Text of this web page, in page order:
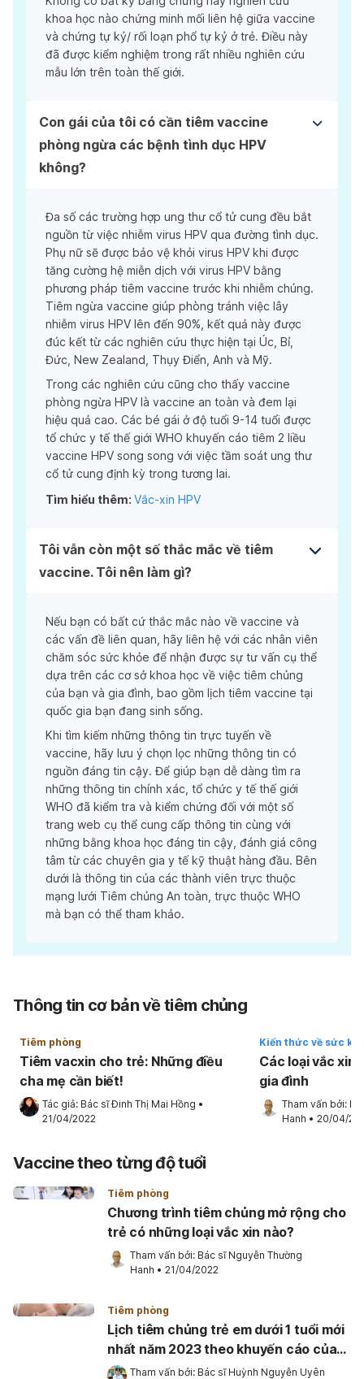
khoa học nào chứng minh mối liên hệ giữa vaccine
và chứng tự kỷ/ rối loạn phổ tự kỷ ở trẻ. Điều này
đã được kiểm nghiệm trong rất nhiều nghiên cứu
mẫu lớn trên toàn thế giới.
Con gái của tôi có cần tiêm vaccine
phòng ngừa các bệnh tình dục HPV
không?
Đa số các trường hợp ung thư cổ tử cung đều bắt
nguồn từ việc nhiễm virus HPV qua đường tình dục.
Phụ nữ sẽ được bảo vệ khỏi virus HPV khi được
tăng cường hệ miễn dịch với virus HPV bằng
phương pháp tiêm vaccine trước khi nhiễm chúng.
Tiêm ngừa vaccine giúp phòng tránh việc lây
nhiễm virus HPV lên đến 90%, kết quả này được
đúc kết từ các nghiên cứu thực hiện tại Úc, Bỉ,
Đức, New Zealand, Thụy Điển, Anh và Mỹ.
Trong các nghiên cứu cũng cho thấy vaccine
phòng ngừa HPV là vaccine an toàn và đem lại
hiệu quả cao. Các bé gái ở độ tuổi 9-14 tuổi được
tổ chức y tế thế giới WHO khuyến cáo tiêm 2 liều
vaccine HPV song song với việc tầm soát ung thư
cổ tử cung định kỳ trong tương lai.
Tìm hiểu thêm: Vắc-xin HPV
Tôi vẫn còn một số thắc mắc về tiêm
vaccine. Tôi nên làm gì?
Nếu bạn có bất cứ thắc mắc nào về vaccine và
các vấn đề liên quan, hãy liên hệ với các nhân viên
chăm sóc sức khỏe để nhận được sự tư vấn cụ thể
dựa trên các cơ sở khoa học về việc tiêm chủng
của bạn và gia đình, bao gồm lịch tiêm vaccine tại
quốc gia bạn đang sinh sống.
Khi tìm kiếm những thông tin trực tuyến về
vaccine, hãy lưu ý chọn lọc những thông tin có
nguồn đáng tin cậy. Để giúp bạn dễ dàng tìm ra
những thông tin chính xác, tổ chức y tế thế giới
WHO đã kiểm tra và kiểm chứng đối với một số
trang web cụ thể cung cấp thông tin cùng với
những bằng khoa học đáng tin cậy, đánh giá công
tâm từ các chuyên gia y tế kỹ thuật hàng đầu. Bên
dưới là thông tin của các thành viên trực thuộc
mạng lưới Tiêm chủng An toàn, trực thuộc WHO
mà bạn có thể tham khảo.
Thông tin cơ bản về tiêm chủng
Tiêm phòng
Tiêm vacxin cho trẻ: Những điều
cha mẹ cần biết!
Tác giả: Bác sĩ Đinh Thị Mai Hồng •
21/04/2022
Kiến thức về sức
Các loại vắc xin
gia đình
Tham vấn bởi:
Hanh • 20/04/
Vaccine theo từng độ tuổi
Tiêm phòng
Chương trình tiêm chủng mở rộng cho
trẻ có những loại vắc xin nào?
Tham vấn bởi: Bác sĩ Nguyễn Thường
Hanh • 21/04/2022
Tiêm phòng
Lịch tiêm chủng trẻ em dưới 1 tuổi mới
nhất năm 2023 theo khuyến cáo của
WHOTham vấn bởi: Bác sĩ Huỳnh Nguyễn Uyên